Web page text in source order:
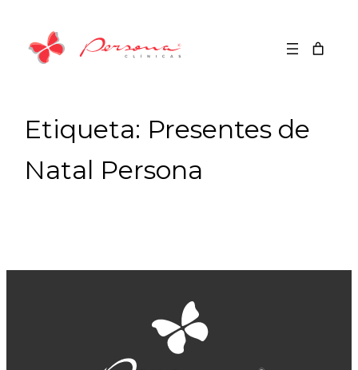
Etiqueta: Presentes de
Natal Persona